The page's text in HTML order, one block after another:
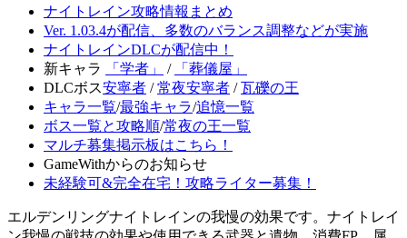
ナイトレイン攻略情報まとめ
Ver. 1.03.4が配信、多数のバランス調整などが実施
ナイトレインDLCが配信中！
新キャラ
「学者」 /
「葬儀屋」
DLCボス安寧者 /常夜安寧者 /瓦礫の王
キャラ一覧/最強キャラ/追憶一覧
ボス一覧と攻略順/常夜の王一覧
マルチ募集掲示板はこちら！
GameWithからのお知らせ
未経験可&完全在宅！攻略ライター募集！
エルデンリングナイトレインの我慢の効果です。ナイトレイ